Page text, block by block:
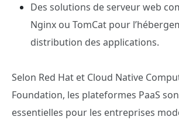
Des solutions de serveur web
Nginx ou TomCat pour
distribution des applications.
Selon Red Hat et Cloud Native
Foundation, les plateformes PaaS
essentielles pour les entreprises